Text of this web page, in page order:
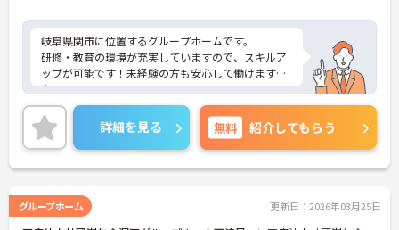
岐阜県関市に位置するグループホームです。
研修・教育の環境が充実していますので、スキルア
ップが可能です！未経験の方も安心して働けますよ
♪
駐車場が完備されていて、マイカー通勤が可能なた
め通勤に便利です。
ご興味をお持ちの方には、詳細の情報や面接のポイ
ントをお伝えしますのでお気軽にお問い合わせくだ
さい。
詳細を見る 無料 紹介してもらう
グループホーム 更新日：2026年03月25日